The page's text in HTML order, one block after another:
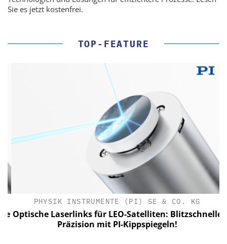
Sie es jetzt kostenfrei.
TOP-FEATURE
PHYSIK INSTRUMENTE (PI) SE & CO. KG
Optische Laserlinks für LEO-Satelliten: Blitzschnelle
Präzision mit PI-Kippspiegeln!